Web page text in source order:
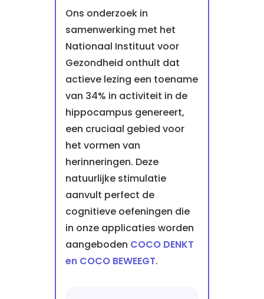
Ons onderzoek in
samenwerking met het
Nationaal Instituut voor
Gezondheid onthult dat
actieve lezing een toename
van 34% in activiteit in de
hippocampus genereert,
een cruciaal gebied voor
het vormen van
herinneringen. Deze
natuurlijke stimulatie
aanvult perfect de
cognitieve oefeningen die
in onze applicaties worden
aangeboden COCO DENKT
en COCO BEWEEGT.